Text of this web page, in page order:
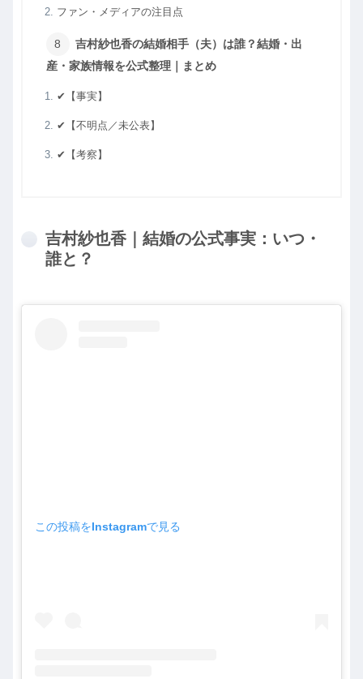
ファン・メディアの注目点
吉村紗也香の結婚相手（夫）は誰？結婚・出
産・家族情報を公式整理｜まとめ
✔【事実】
✔【不明点／未公表】
✔【考察】
吉村紗也香｜結婚の公式事実：いつ・
誰と？
この投稿をInstagramで見る